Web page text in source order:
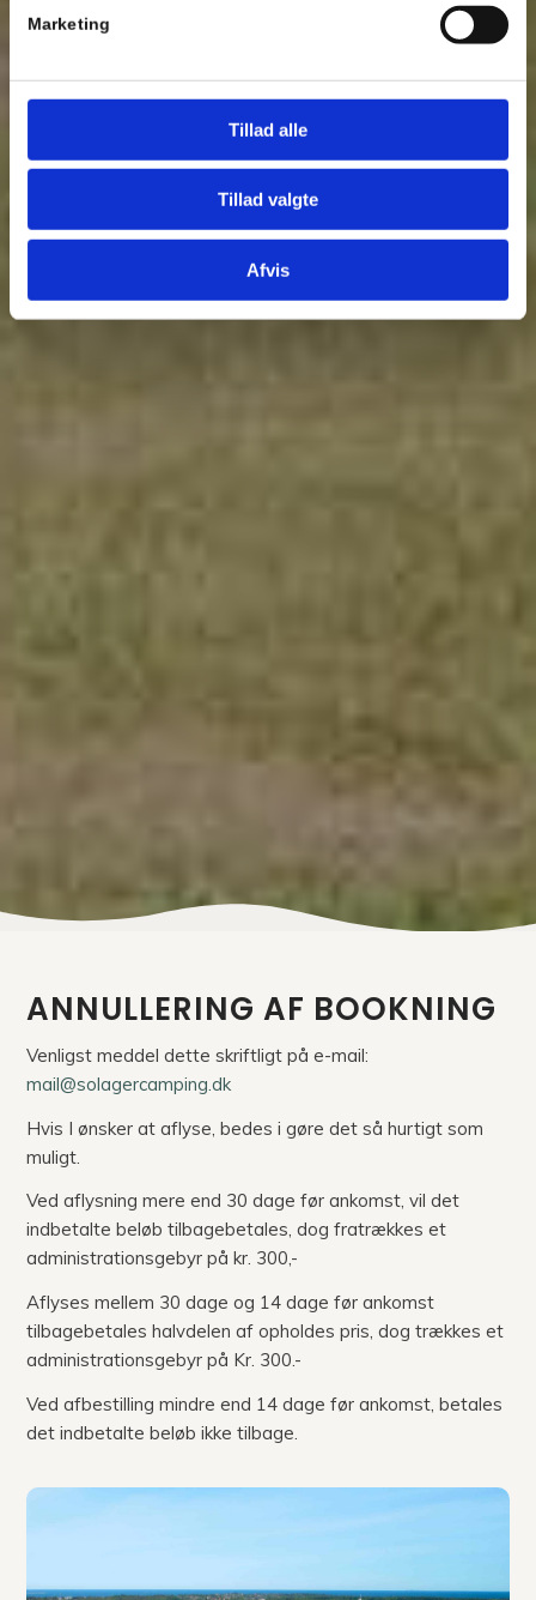
Marketing
Tillad alle
Tillad valgte
Afvis
ANNULLERING AF BOOKNING
Venligst meddel dette skriftligt på e-mail:
mail@solagercamping.dk
Hvis I ønsker at aflyse, bedes i gøre det så hurtigt som
muligt.
Ved aflysning mere end 30 dage før ankomst, vil det
indbetalte beløb tilbagebetales, dog fratrækkes et
administrationsgebyr på kr. 300,-
Aflyses mellem 30 dage og 14 dage før ankomst
tilbagebetales halvdelen af opholdes pris, dog trækkes et
administrationsgebyr på Kr. 300.-
Ved afbestilling mindre end 14 dage før ankomst, betales
det indbetalte beløb ikke tilbage.